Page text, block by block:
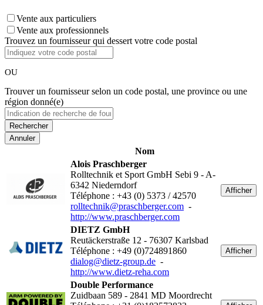
Vente aux particuliers
Vente aux professionnels
Trouvez un fournisseur qui dessert votre code postal
OU
Trouver un fournisseur selon un code postal, une province ou une
région donné(e)
Annuler
Nom
Alois Praschberger
Rolltechnik et Sport GmbH Sebi 9 - A-
6342 Niederndorf
Téléphone : +43 (0) 5373 / 42570
rolltechnik@praschberger.com -
http://www.praschberger.com
Afficher
DIETZ GmbH
Reutäckerstraße 12 - 76307 Karlsbad
Téléphone : +49 (0)724891860
dialog@dietz-group.de -
http://www.dietz-reha.com
Afficher
Double Performance
Zuidbaan 589 - 2841 MD Moordrecht